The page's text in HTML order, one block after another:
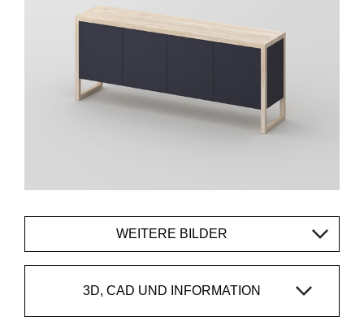
WEITERE BILDER
3D, CAD UND INFORMATION